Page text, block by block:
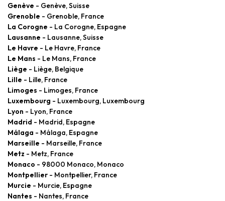
Genève - Genève, Suisse
Grenoble - Grenoble, France
La Corogne - La Corogne, Espagne
Lausanne - Lausanne, Suisse
Le Havre - Le Havre, France
Le Mans - Le Mans, France
Liège - Liège, Belgique
Lille - Lille, France
Limoges - Limoges, France
Luxembourg - Luxembourg, Luxembourg
Lyon - Lyon, France
Madrid - Madrid, Espagne
Málaga - Málaga, Espagne
Marseille - Marseille, France
Metz - Metz, France
Monaco - 98000 Monaco, Monaco
Montpellier - Montpellier, France
Murcie - Murcie, Espagne
Nantes - Nantes, France